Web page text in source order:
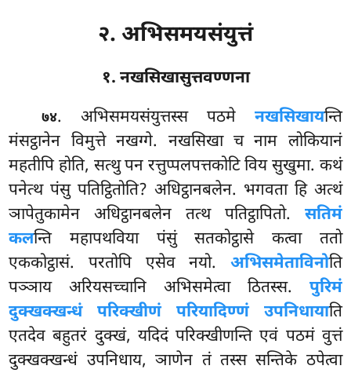
२. अभिसमयसंयुत्तं
१. नखसिखासुत्तवण्णना
७४. अभिसमयसंयुत्तस्स पठमे नखसिखायन्ति
मंसट्ठानेन विमुत्ते नखग्गे. नखसिखा च नाम लोकियानं
महतीपि होति, सत्थु पन रत्तुप्पलपत्तकोटि विय सुखुमा. कथं
पनेत्थ पंसु पतिट्ठितोति? अधिट्ठानबलेन. भगवता हि अत्थं
ञापेतुकामेन अधिट्ठानबलेन तत्थ पतिट्ठापितो. सतिमं
कलन्ति महापथविया पंसुं सतकोट्ठासे कत्वा ततो
एककोट्ठासं. परतोपि एसेव नयो. अभिसमेताविनोति
पञ्ञाय अरियसच्चानि अभिसमेत्वा ठितस्स. पुरिमं
दुक्खक्खन्धं परिक्खीणं परियादिण्णं उपनिधायाति
एतदेव बहुतरं दुक्खं, यदिदं परिक्खीणन्ति एवं पठमं वुत्तं
दुक्खक्खन्धं उपनिधाय, ञाणेन तं तस्स सन्तिके ठपेत्वा